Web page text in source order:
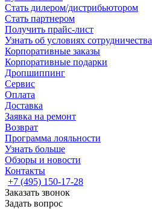
Стать дилером/дистрибьютором
Стать партнером
Получить прайс-лист
Узнать об условиях сотрудничества
Корпоративные заказы
Корпоративные подарки
Дропшиппинг
Сервис
Оплата
Доставка
Заявка на ремонт
Возврат
Программа лояльности
Узнать больше
Обзоры и новости
Контакты
+7 (495) 150-17-28
Заказать звонок
Задать вопрос